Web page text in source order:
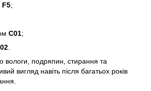
F5;
C01;
вологи, подряпин, стирання та
вигляд навіть після багатьох років